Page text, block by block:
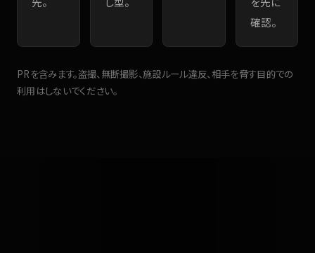
確認。
PRを含みます。盗撮、無断撮影、施設ルール違反、相手を脅す目的での
利用はしないでください。